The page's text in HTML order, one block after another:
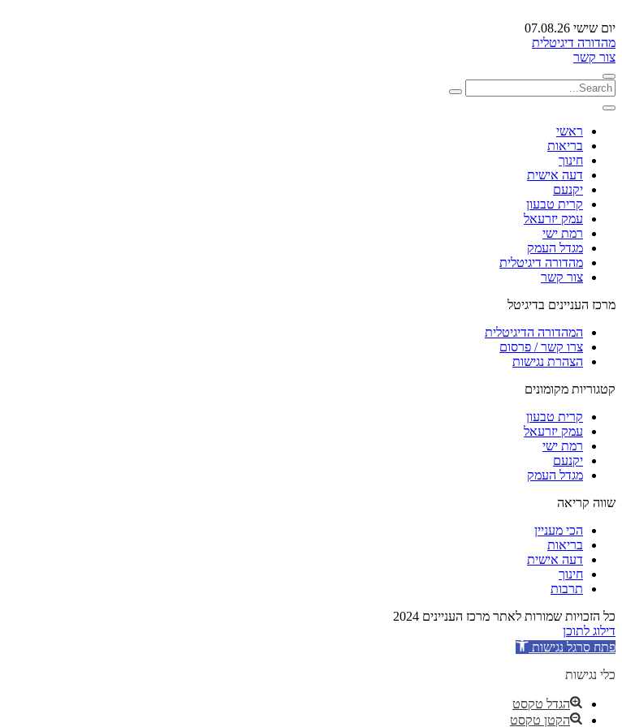
יום שישי 07.08.26
מהדורה דיגיטלית
צור קשר
ראשי
בריאות
חינוך
דעה אישית
יקנעם
קרית טבעון
עמק יזרעאל
רמת ישי
מגדל העמק
מהדורה דיגיטלית
צור קשר
מרכז העניינים בדיגיטל
המהדורה הדיגיטלית
צרו קשר / פרסום
הצהרת נגישות
קטגוריות מקומונים
קרית טבעון
עמק יזרעאל
רמת ישי
יקנעם
מגדל העמק
שווה קריאה
הכי מעניין
בריאות
דעה אישית
חינוך
תרבות
כל הזכויות שמורות לאתר מרכז העניינים 2024
דילוג לתוכן
פתח סרגל נגישות
כלי נגישות
הגדל טקסט
הקטן טקסט